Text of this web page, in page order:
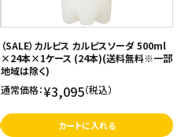
（SALE）カルピス カルピスソーダ 500ml
×24本×1ケース (24本)(送料無料※一部
地域は除く)
通常価格：¥3,095（税込）
カートに入れる